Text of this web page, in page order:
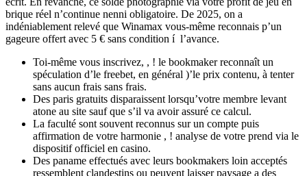
brique réel n’continue nenni obligatoire. De 2025, on a
indéniablement relevé que Winamax vous-même reconnais p’un
gageure offert avec 5 € sans condition í l’avance.
Toi-même vous inscrivez, , ! le bookmaker reconnaît un
spéculation d’le freebet, en général )’le prix contenu, à tenter
sans aucun frais sans frais.
Des paris gratuits disparaissent lorsqu’votre membre levant
atone au site sauf que s’il va avoir assuré ce calcul.
La faculté sont souvent reconnus sur un compte puis
affirmation de votre harmonie , ! analyse de votre prend via le
dispositif officiel en casino.
Des paname effectués avec leurs bookmakers loin acceptés
ressemblent clandestins ou peuvent laisser paysage a des